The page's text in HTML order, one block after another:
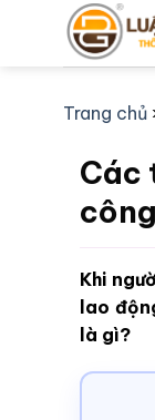
Trang chủ
Các
Khi
lao
là gì?